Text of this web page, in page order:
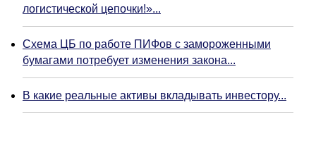
логистической цепочки!»...
Схема ЦБ по работе ПИФов с замороженными
бумагами потребует изменения закона...
В какие реальные активы вкладывать инвестору...